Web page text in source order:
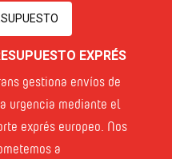
EXPRÉS
gestiona envíos de
urgencia mediante el
exprés europeo. Nos
a